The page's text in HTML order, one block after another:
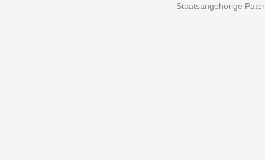
Staatsangehörige